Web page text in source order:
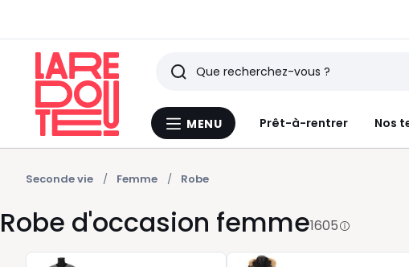
Menu
MENU Prêt-à-rentrer Nos
Rechercher
Derniers
articles
vus
Seconde vie Femme Robe
Robe d'occasion femme1605